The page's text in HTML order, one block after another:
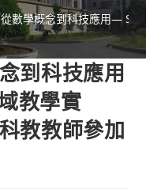
數學概念到科技應用—
到科技應用
教學實
教教師參加